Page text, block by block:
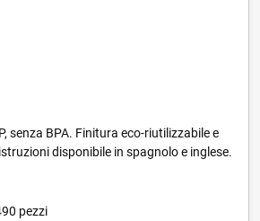
senza BPA. Finitura eco-riutilizzabile e
disponibile in spagnolo e inglese.
pezzi